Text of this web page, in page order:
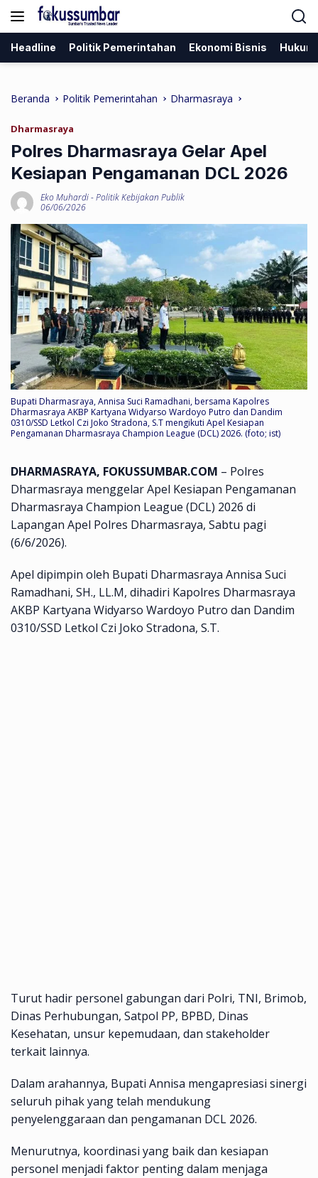
Langsung
Headline Politik Pemerintahan Ekonomi Bisnis Hukum
Beranda Politik Pemerintahan Dharmasraya
Dharmasraya
Polres Dharmasraya Gelar Apel
Kesiapan Pengamanan DCL 2026
Eko Muhardi-Politik Kebijakan Publik
06/06/2026
Bupati Dharmasraya, Annisa Suci Ramadhani, bersama Kapolres
Dharmasraya AKBP Kartyana Widyarso Wardoyo Putro dan Dandim
0310/SSD Letkol Czi Joko Stradona, S.T mengikuti Apel Kesiapan
Pengamanan Dharmasraya Champion League (DCL) 2026. (foto; ist)
DHARMASRAYA, FOKUSSUMBAR.COM – Polres
Dharmasraya menggelar Apel Kesiapan Pengamanan
Dharmasraya Champion League (DCL) 2026 di
Lapangan Apel Polres Dharmasraya, Sabtu pagi
(6/6/2026).
Apel dipimpin oleh Bupati Dharmasraya Annisa Suci
Ramadhani, SH., LL.M, dihadiri Kapolres Dharmasraya
AKBP Kartyana Widyarso Wardoyo Putro dan Dandim
0310/SSD Letkol Czi Joko Stradona, S.T.
Turut hadir personel gabungan dari Polri, TNI, Brimob,
Dinas Perhubungan, Satpol PP, BPBD, Dinas
Kesehatan, unsur kepemudaan, dan stakeholder
terkait lainnya.
Dalam arahannya, Bupati Annisa mengapresiasi sinergi
seluruh pihak yang telah mendukung
penyelenggaraan dan pengamanan DCL 2026.
Menurutnya, koordinasi yang baik dan kesiapan
personel menjadi faktor penting dalam menjaga